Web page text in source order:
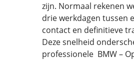
zijn. Normaal rekenen
drie werkdagen tussen
contact en definitieve
Deze snelheid
professionele BMW –